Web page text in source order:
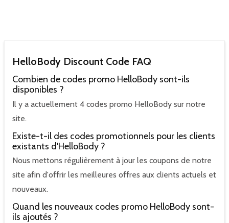
HelloBody Discount Code FAQ
Combien de codes promo HelloBody sont-ils
disponibles ?
Il y a actuellement 4 codes promo HelloBody sur notre
site.
Existe-t-il des codes promotionnels pour les clients
existants d'HelloBody ?
Nous mettons régulièrement à jour les coupons de notre
site afin d'offrir les meilleures offres aux clients actuels et
nouveaux.
Quand les nouveaux codes promo HelloBody sont-
ils ajoutés ?